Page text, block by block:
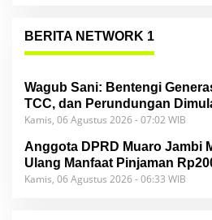
BERITA NETWORK 1
Wagub Sani: Bentengi
TCC, dan Perundungan
Kamis, 06 Agustus 2026 - 07:02 WIB
Anggota DPRD Muaro Jambi
Ulang Manfaat Pinjaman
Kamis, 06 Agustus 2026 - 06:33 WIB